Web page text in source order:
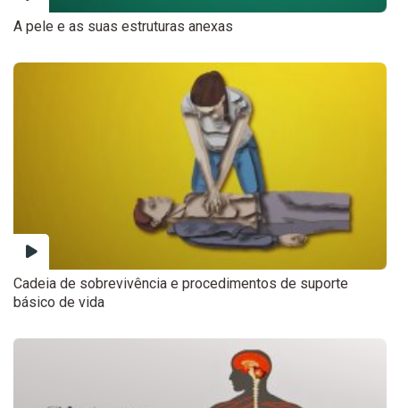
A pele e as suas estruturas anexas
Cadeia de sobrevivência e procedimentos de suporte
básico de vida